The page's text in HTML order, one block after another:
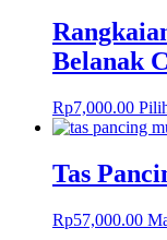
Belanak
Rp7,000.00
Tas
Rp57,000.00